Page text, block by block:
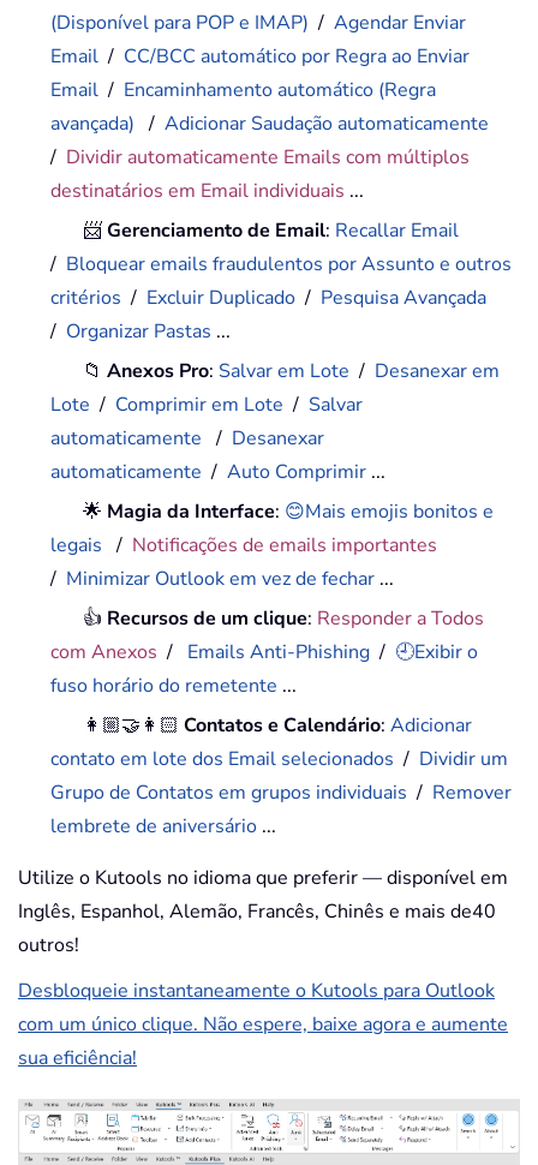
(Disponível para POP e IMAP) /Agendar Enviar
Email / CC/BCC automático por Regra ao Enviar
Email / Encaminhamento automático (Regra
avançada) /Adicionar Saudação automaticamente
/ Dividir automaticamente Emails com múltiplos
destinatários em Email individuais ...
📨Gerenciamento de Email: Recallar Email
/ Bloquear emails fraudulentos por Assunto e outros
critérios / Excluir Duplicado / Pesquisa Avançada
/ Organizar Pastas ...
📁Anexos Pro: Salvar em Lote / Desanexar em
Lote / Comprimir em Lote / Salvar
automaticamente / Desanexar
automaticamente /Auto Comprimir ...
🌟 Magia da Interface: 😊Mais emojis bonitos e
legais / Notificações de emails importantes
/ Minimizar Outlook em vez de fechar ...
👍 Recursos de um clique: Responder a Todos
com Anexos / Emails Anti-Phishing / 🕘Exibir o
fuso horário do remetente ...
👩🏼‍🤝‍👩🏻Contatos e Calendário:Adicionar
contato em lote dos Email selecionados / Dividir um
Grupo de Contatos em grupos individuais / Remover
lembrete de aniversário ...
Utilize o Kutools no idioma que preferir — disponível em
Inglês, Espanhol, Alemão, Francês, Chinês e mais de40
outros!
Desbloqueie instantaneamente o Kutools para Outlook
com um único clique. Não espere, baixe agora e aumente
sua eficiência!